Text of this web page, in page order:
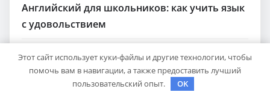
Английский для школьников: как учить язык
с удовольствием
Шины Hankook Зима Шипованные: Ваш
Надежный Партнёр на Снежных Дорогах
Этот сайт использует куки-файлы и другие технологии, чтобы
помочь вам в навигации, а также предоставить лучший
пользовательский опыт.
OK